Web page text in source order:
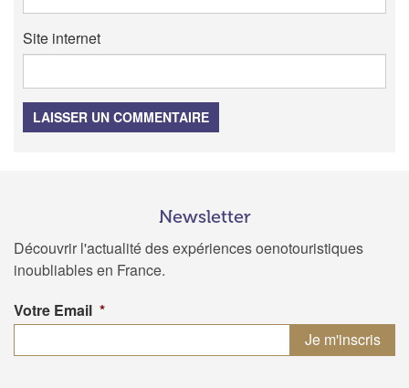
Site internet
LAISSER UN COMMENTAIRE
Newsletter
Découvrir l'actualité des expériences oenotouristiques
inoubliables en France.
Votre Email *